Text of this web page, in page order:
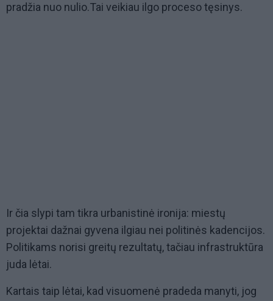
pradžia nuo nulio.Tai veikiau ilgo proceso tęsinys.
Ir čia slypi tam tikra urbanistinė ironija: miestų
projektai dažnai gyvena ilgiau nei politinės kadencijos.
Politikams norisi greitų rezultatų, tačiau infrastruktūra
juda lėtai.
Kartais taip lėtai, kad visuomenė pradeda manyti, jog